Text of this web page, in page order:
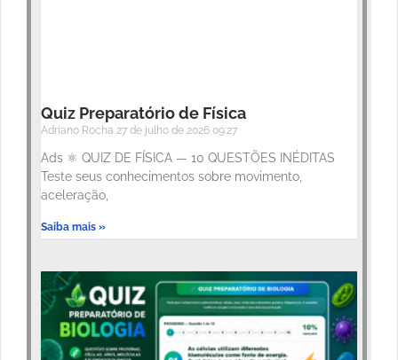
Quiz Preparatório de Física
Adriano Rocha 27 de julho de 2026 09:27
Ads ⚛️ QUIZ DE FÍSICA — 10 QUESTÕES INÉDITAS
Teste seus conhecimentos sobre movimento,
aceleração,
Saiba mais »